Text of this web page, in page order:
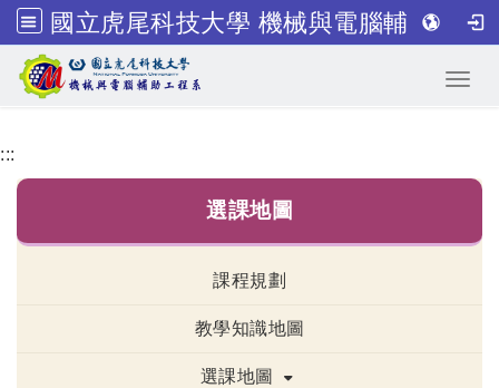
國立虎尾科技大學 機械與電腦輔助工程系
跳到主要內容
:::
選課地圖
課程規劃
教學知識地圖
選課地圖